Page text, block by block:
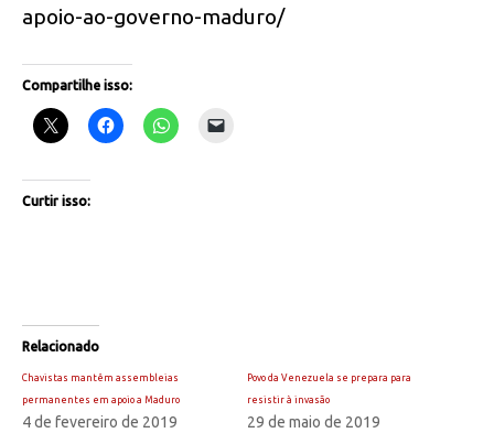
apoio-ao-governo-maduro/
Compartilhe isso:
Curtir isso:
Relacionado
Chavistas mantêm assembleias
permanentes em apoio a Maduro
4 de fevereiro de 2019
Povo da Venezuela se prepara para
resistir à invasão
29 de maio de 2019